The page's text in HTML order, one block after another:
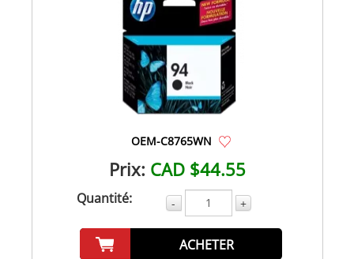
OEM-C8765WN
Prix: CAD $44.55
Quantité: - +
ACHETER